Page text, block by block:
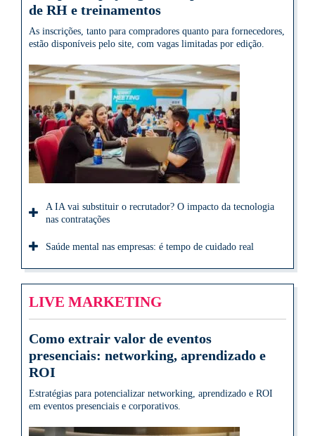
de RH e treinamentos
As inscrições, tanto para compradores quanto para fornecedores,
estão disponíveis pelo site, com vagas limitadas por edição.
A IA vai substituir o recrutador? O impacto da tecnologia
nas contratações
Saúde mental nas empresas: é tempo de cuidado real
LIVE MARKETING
Como extrair valor de eventos
presenciais: networking, aprendizado e
ROI
Estratégias para potencializar networking, aprendizado e ROI
em eventos presenciais e corporativos.